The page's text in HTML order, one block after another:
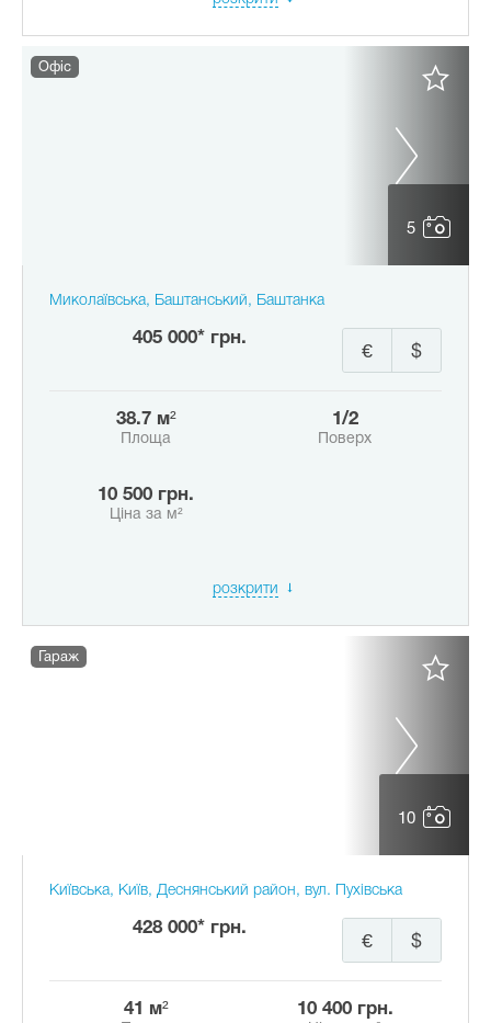
5
Офіс
Миколаївська, Баштанський, Баштанка
405 000* грн.
$
€
38.7 м²
Площа
1/2
Поверх
10 500 грн.
Ціна за м²
розкрити
10
Гараж
Київська, Київ, Деснянський район, вул. Пухівська
428 000* грн.
$
€
41 м² 10 400 грн.